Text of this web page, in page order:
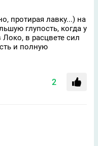
протирая лавку...) на
глупость, когда у
в расцвете сил
и полную
2